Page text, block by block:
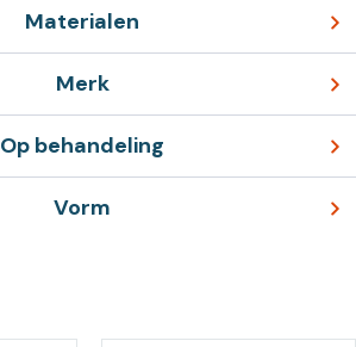
Materialen
Merk
Op behandeling
Vorm